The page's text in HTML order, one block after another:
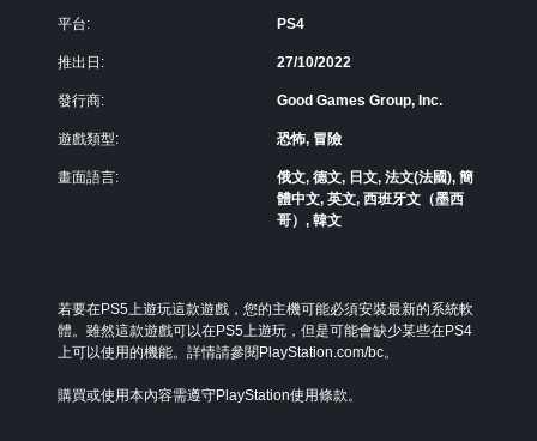
平台: PS4
推出日: 27/10/2022
發行商: Good Games Group, Inc.
遊戲類型: 恐怖, 冒險
畫面語言:
俄文, 德文, 日文, 法文(法國), 簡
體中文, 英文, 西班牙文（墨西
哥）, 韓文
若要在PS5上遊玩這款遊戲，您的主機可能必須安裝最新的系統軟
體。雖然這款遊戲可以在PS5上遊玩，但是可能會缺少某些在PS4
上可以使用的機能。詳情請參閱PlayStation.com/bc。
購買或使用本內容需遵守PlayStation使用條款。